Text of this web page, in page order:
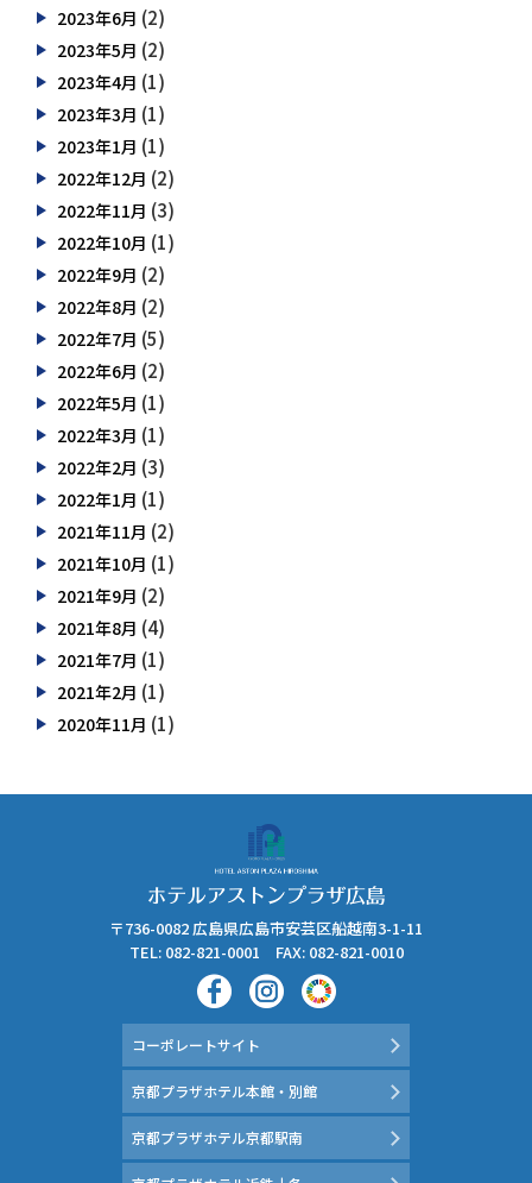
2023年6月 (2)
2023年5月 (2)
2023年4月 (1)
2023年3月 (1)
2023年1月 (1)
2022年12月 (2)
2022年11月 (3)
2022年10月 (1)
2022年9月 (2)
2022年8月 (2)
2022年7月 (5)
2022年6月 (2)
2022年5月 (1)
2022年3月 (1)
2022年2月 (3)
2022年1月 (1)
2021年11月 (2)
2021年10月 (1)
2021年9月 (2)
2021年8月 (4)
2021年7月 (1)
2021年2月 (1)
2020年11月 (1)
〒736-0082 広島県広島市安芸区船越南3-1-11
TEL: 082-821-0001 FAX: 082-821-0010
コーポレートサイト
京都プラザホテル本館・別館
京都プラザホテル京都駅南